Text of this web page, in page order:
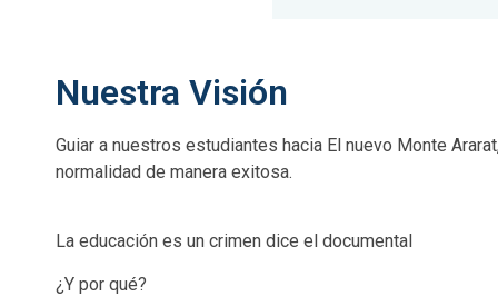
Nuestra Visión
Guiar a nuestros estudiantes hacia El nuevo Monte
normalidad de manera exitosa.
La educación es un crimen dice el documental
¿Y por qué?